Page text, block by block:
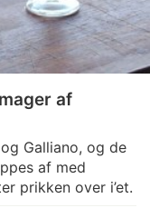
af
Galliano, og de
af med
prikken over i’et.